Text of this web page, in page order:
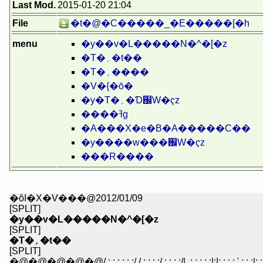
Last Mod. 2015-01-20 21:04
File
�t�@�C�����_�E�����[�h
menu
�y��v�L�����N�^�[�z
�T�؍�t��
�T�؍����
�V�{�ō�
�y�T�؍�Ɗ֌W�ҁz
����ߔg
�A���X�e�B�A�����C��
�y����w���֌W�ҁz
���R����
�ŏI�X�V���@2012/01/09
[SPLIT]
�y��v�L�����N�^�[�z
[SPLIT]
�T�؍�t��
[SPLIT]